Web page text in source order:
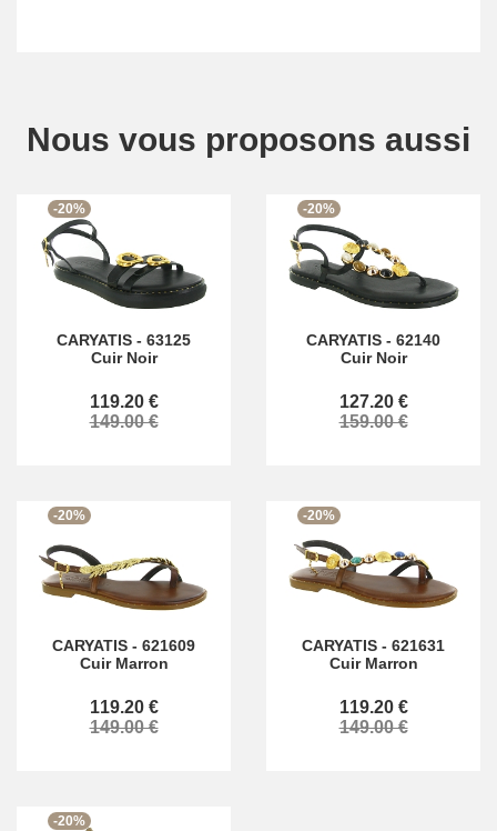
Nous vous proposons aussi
-20%
CARYATIS - 63125
Cuir Noir
119.20 €
149.00 €
-20%
CARYATIS - 62140
Cuir Noir
127.20 €
159.00 €
-20%
CARYATIS - 621609
Cuir Marron
119.20 €
149.00 €
-20%
CARYATIS - 621631
Cuir Marron
119.20 €
149.00 €
-20%